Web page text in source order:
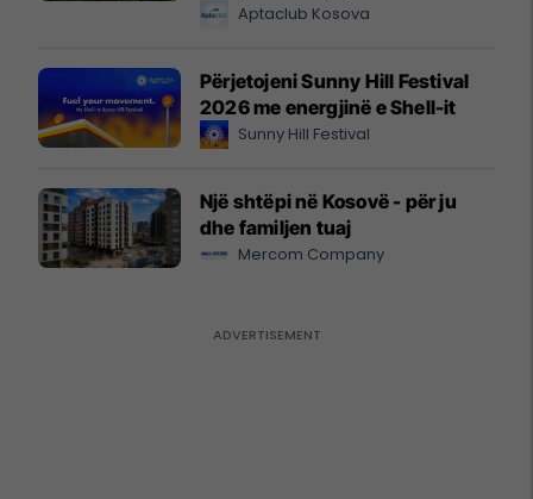
Aptaclub Kosova
Përjetojeni Sunny Hill Festival
2026 me energjinë e Shell-it
Sunny Hill Festival
Një shtëpi në Kosovë - për ju
dhe familjen tuaj
Mercom Company